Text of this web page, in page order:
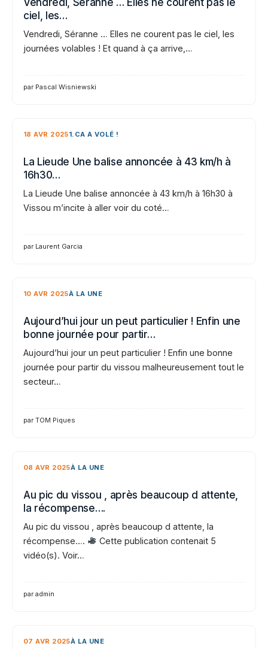
ciel, les…
Vendredi, Séranne … Elles ne courent pas le ciel, les
journées volables ! Et quand à ça arrive,…
par Pascal Wisniewski
18 AVR 20251.CA A VOLÉ !
La Lieude Une balise annoncée à 43 km/h à
16h30…
La Lieude Une balise annoncée à 43 km/h à 16h30 à
Vissou m’incite à aller voir du coté…
par Laurent Garcia
10 AVR 2025À LA UNE
Aujourd’hui jour un peut particulier ! Enfin une
bonne journée pour partir…
Aujourd’hui jour un peut particulier ! Enfin une bonne
journée pour partir du vissou malheureusement tout le
secteur…
par TOM Piques
08 AVR 2025À LA UNE
Au pic du vissou , après beaucoup d attente,
la récompense….
Au pic du vissou , après beaucoup d attente, la
récompense….
Cette publication contenait 5
vidéo(s). Voir…
par admin
07 AVR 2025À LA UNE